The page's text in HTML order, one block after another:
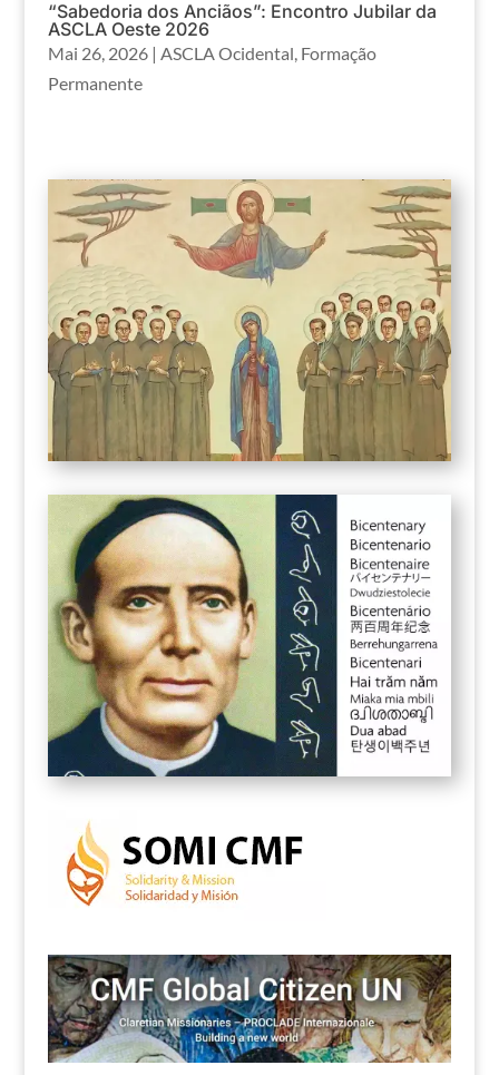
“Sabedoria dos Anciãos”: Encontro Jubilar da
ASCLA Oeste 2026
Mai 26, 2026| ASCLA Ocidental Formação
Permanente